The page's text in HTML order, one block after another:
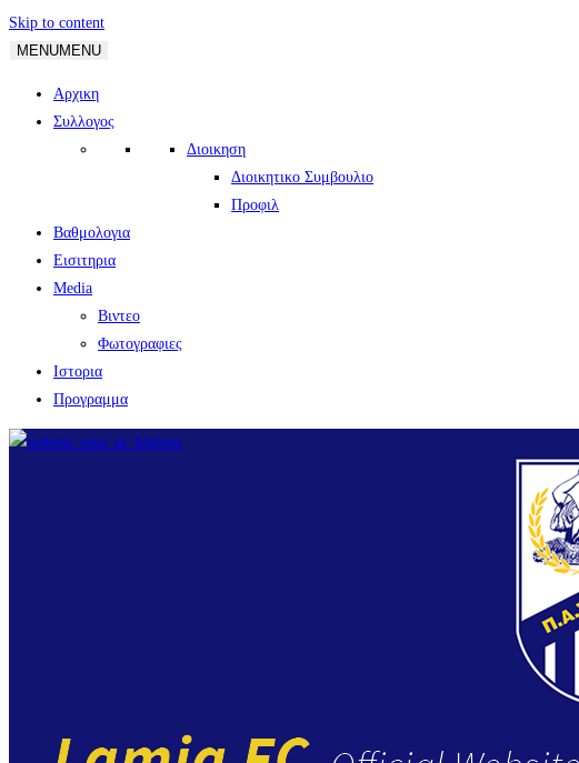
Skip to content
MENUMENU
Αρχικη
Συλλογος
Διοικηση
Διοικητικο Συμβουλιο
Προφιλ
Βαθμολογια
Εισιτηρια
Media
Βιντεο
Φωτογραφιες
Ιστορια
Πρoγραμμα